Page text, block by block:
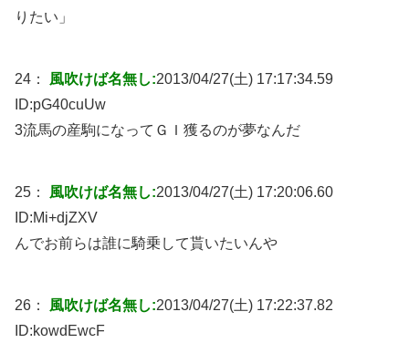
りたい」
24： 風吹けば名無し:2013/04/27(土) 17:17:34.59
ID:pG40cuUw
3流馬の産駒になってＧＩ獲るのが夢なんだ
25： 風吹けば名無し:2013/04/27(土) 17:20:06.60
ID:Mi+djZXV
んでお前らは誰に騎乗して貰いたいんや
26： 風吹けば名無し:2013/04/27(土) 17:22:37.82
ID:kowdEwcF